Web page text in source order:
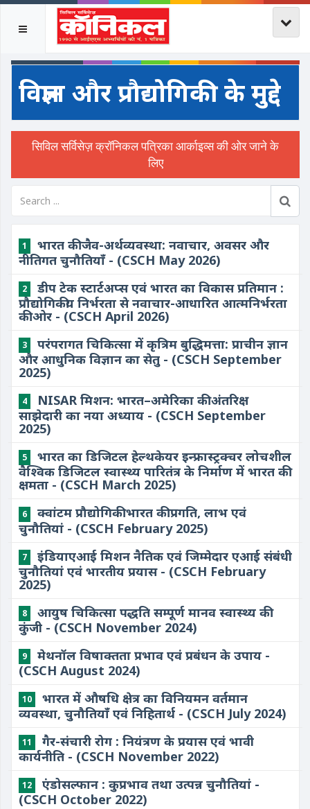
विज्ञान और प्रौद्योगिकी के मुद्दे
1
भारत की जैव-अर्थव्यवस्था: नवाचार, अवसर और
नीतिगत चुनौतियाँ - (CSCH May 2026)
2
डीप टेक स्टार्टअप्स एवं भारत का विकास प्रतिमान :
प्रौद्योगिकीय निर्भरता से नवाचार-आधारित आत्मनिर्भरता
की ओर - (CSCH April 2026)
3
परंपरागत चिकित्सा में कृत्रिम बुद्धिमत्ता: प्राचीन ज्ञान
और आधुनिक विज्ञान का सेतु - (CSCH September
2025)
4
NISAR मिशन: भारत–अमेरिका की अंतरिक्ष
साझेदारी का नया अध्याय - (CSCH September
2025)
5
भारत का डिजिटल हेल्थकेयर इन्फ्रास्ट्रक्चर लोचशील
वैश्विक डिजिटल स्वास्थ्य पारितंत्र के निर्माण में भारत की
क्षमता - (CSCH March 2025)
6
क्वांटम प्रौद्योगिकी भारत की प्रगति, लाभ एवं
चुनौतियां - (CSCH February 2025)
7
इंडियाएआई मिशन नैतिक एवं जिम्मेदार एआई संबंधी
चुनौतियां एवं भारतीय प्रयास - (CSCH February
2025)
8
​आयुष चिकित्सा पद्धति सम्पूर्ण मानव स्वास्थ्य की
कुंजी - (CSCH November 2024)
9
​मेथनॉल विषाक्तता प्रभाव एवं प्रबंधन के उपाय -
(CSCH August 2024)
10
भारत में औषधि क्षेत्र का विनियमन वर्तमान
व्यवस्था, चुनौतियाँ एवं निहितार्थ - (CSCH July 2024)
11
गैर-संचारी रोग : नियंत्रण के प्रयास एवं भावी
कार्यनीति - (CSCH November 2022)
12
एंडोसल्फान : कुप्रभाव तथा उत्पन्न चुनौतियां -
(CSCH October 2022)